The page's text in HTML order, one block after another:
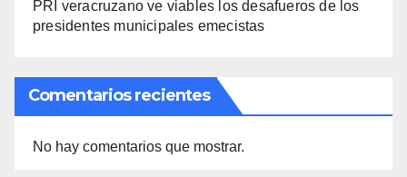
PRI veracruzano ve viables los desafueros de los
presidentes municipales emecistas
Comentarios recientes
No hay comentarios que mostrar.